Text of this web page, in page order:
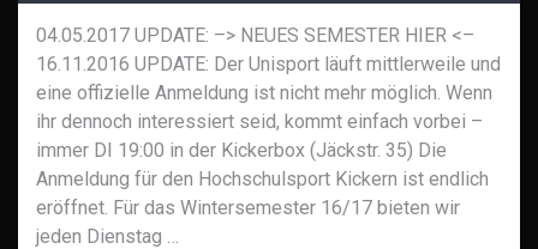
04.05.2017 UPDATE: –> NEUES SEMESTER HIER <–
16.11.2016 UPDATE: Der Unisport läuft mittlerweile und
eine offizielle Anmeldung ist nicht mehr möglich. Wenn
ihr dennoch interessiert seid, kommt einfach vorbei –
immer DI 19:00 in der Kickerbox (Jäckstr. 35) Die
Anmeldung für den Hochschulsport Kickern ist endlich
eröffnet. Für das Wintersemester 16/17 bieten wir
jeden Dienstag …